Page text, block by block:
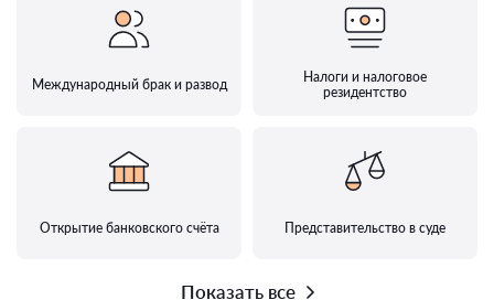
Международный брак и развод
Налоги и налоговое
резидентство
Открытие банковского счёта Представительство в суде
Показать все